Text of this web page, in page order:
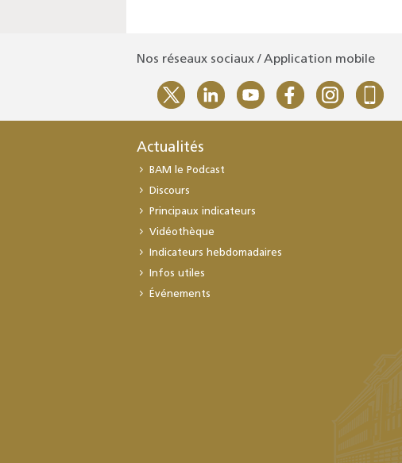
Nos réseaux sociaux / Application mobile
Actualités
BAM le Podcast
Discours
Principaux indicateurs
Vidéothèque
Indicateurs hebdomadaires
Infos utiles
Événements